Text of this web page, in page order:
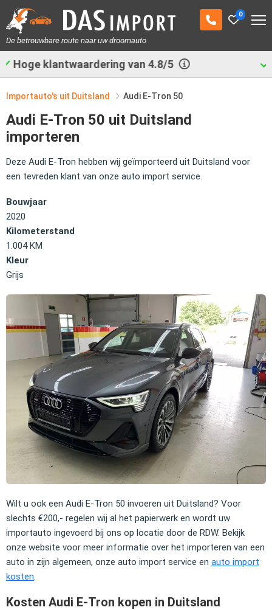
0
De betrouwbare route naar uw droomauto
Al29.538auto's geimporteerd
Importauto's uit Duitsland Audi E-Tron 50
Audi E-Tron 50 uit Duitsland
importeren
Deze Audi E-Tron hebben wij geïmporteerd uit Duitsland voor
een tevreden klant van onze auto import service.
Bouwjaar
2020
Kilometerstand
1.004 KM
Kleur
Grijs
Wilt u ook een Audi E-Tron 50 invoeren uit Duitsland? Voor
slechts €200,- regelen wij al het papierwerk en wordt uw
importauto ingevoerd bij ons op locatie door de RDW. Bekijk
onze website voor meer informatie over het importeren van een
auto in zijn algemeen, onze auto import service en auto import
kosten.
Kosten Audi E-Tron kopen in Duitsland